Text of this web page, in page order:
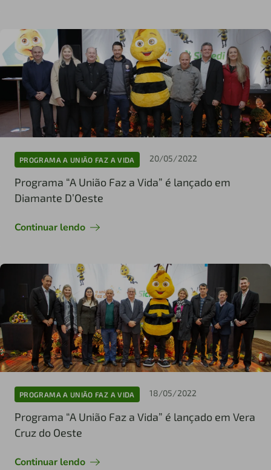
PROGRAMA A UNIÃO FAZ A VIDA 20/05/2022
Programa “A União Faz a Vida” é lançado em
Diamante D’Oeste
Continuar lendo
PROGRAMA A UNIÃO FAZ A VIDA 18/05/2022
Programa “A União Faz a Vida” é lançado em Vera
Cruz do Oeste
Continuar lendo